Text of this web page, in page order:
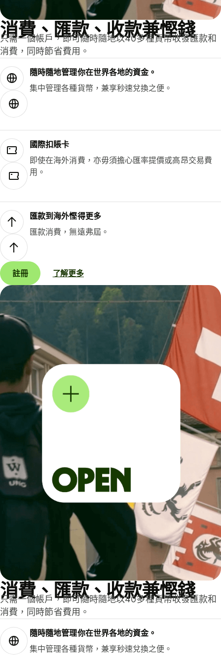
消費、匯款、收款兼慳錢
只需一個帳戶，即可隨時隨地以40多種貨幣收發匯款和
消費，同時節省費用。
隨時隨地管理你在世界各地的資金。
集中管理各種貨幣，兼享秒速兌換之便。
國際扣賬卡
即使在海外消費，亦毋須擔心匯率提價或高昂交易費
用。
匯款到海外慳得更多
匯款消費，無遠弗屆。
註冊 了解更多
消費、匯款、收款兼慳錢
只需一個帳戶，即可隨時隨地以40多種貨幣收發匯款和
消費，同時節省費用。
隨時隨地管理你在世界各地的資金。
集中管理各種貨幣，兼享秒速兌換之便。